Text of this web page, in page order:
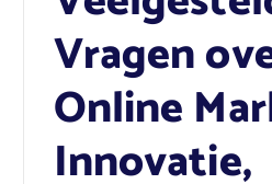
Vragen
Online
Innovatie,